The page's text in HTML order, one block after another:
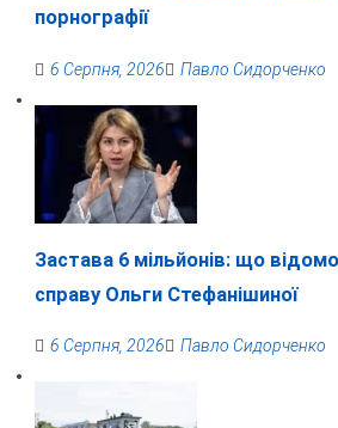
порнографії
6 Серпня, 2026 Павло Сидорченко
Застава 6 мільйонів: що
справу Ольги Стефанішиної
6 Серпня, 2026 Павло Сидорченко